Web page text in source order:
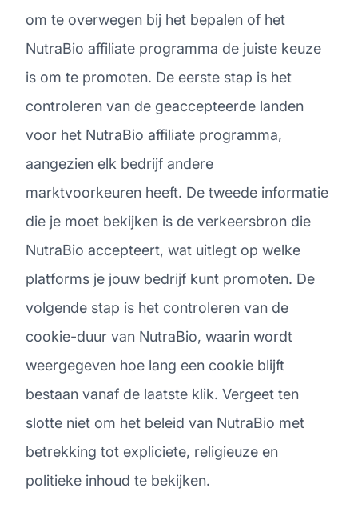
om te overwegen bij het bepalen of het
NutraBio affiliate programma de juiste keuze
is om te promoten. De eerste stap is het
controleren van de geaccepteerde landen
voor het NutraBio affiliate programma,
aangezien elk bedrijf andere
marktvoorkeuren heeft. De tweede informatie
die je moet bekijken is de verkeersbron die
NutraBio accepteert, wat uitlegt op welke
platforms je jouw bedrijf kunt promoten. De
volgende stap is het controleren van de
cookie-duur van NutraBio, waarin wordt
weergegeven hoe lang een cookie blijft
bestaan vanaf de laatste klik. Vergeet ten
slotte niet om het beleid van NutraBio met
betrekking tot expliciete, religieuze en
politieke inhoud te bekijken.